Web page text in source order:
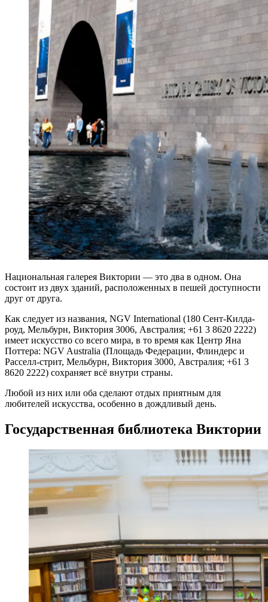
Национальная галерея Виктории — это два в одном. Она
состоит из двух зданий, расположенных в пешей доступности
друг от друга.
Как следует из названия, NGV International (180 Сент-Килда-
роуд, Мельбурн, Виктория 3006, Австралия; +61 3 8620 2222)
имеет искусство со всего мира, в то время как Центр Яна
Поттера: NGV Australia (Площадь Федерации, Флиндерс и
Расселл-стрит, Мельбурн, Виктория 3000, Австралия; +61 3
8620 2222) сохраняет всё внутри страны.
Любой из них или оба сделают отдых приятным для
любителей искусства, особенно в дождливый день.
Государственная библиотека Виктории